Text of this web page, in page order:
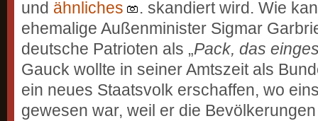
und ähnliches
. skandiert wird. Wie
ehemalige Außenminister Sigmar
deutsche Patrioten als „Pack, das
Gauck wollte in seiner Amtszeit als
ein neues Staatsvolk erschaffen, wo
gewesen war, weil er die